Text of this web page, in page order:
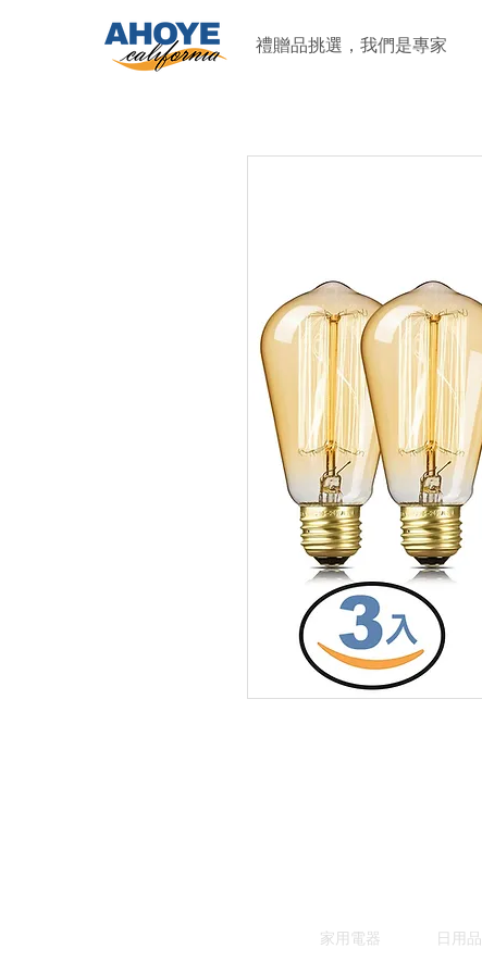
禮贈品挑選，我們是專家
家用電器 日用品